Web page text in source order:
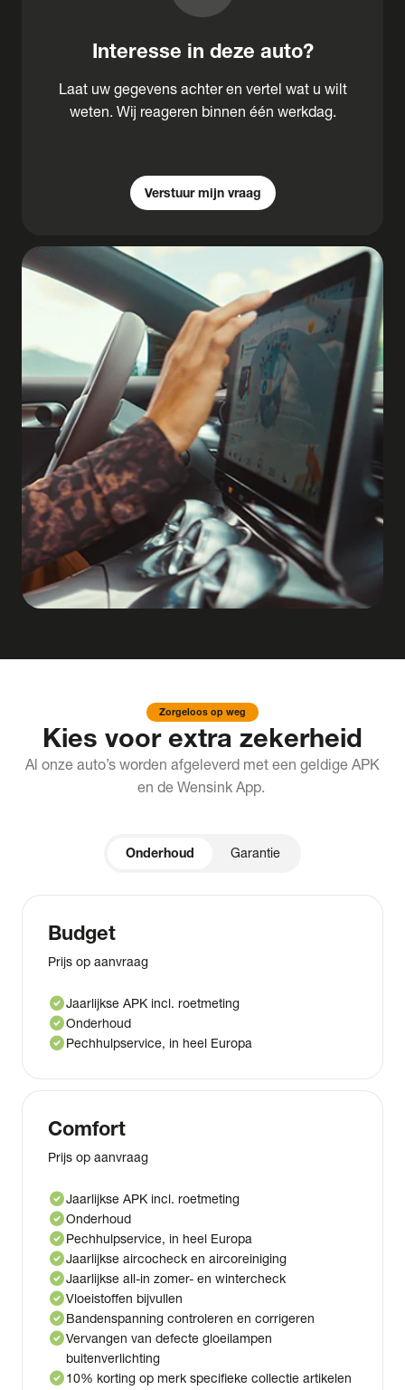
Interesse in deze auto?
Laat uw gegevens achter en vertel wat u wilt
weten. Wij reageren binnen één werkdag.
Verstuur mijn vraag
Zorgeloos op weg
Kies voor extra zekerheid
Al onze auto’s worden afgeleverd met een geldige APK
en de Wensink App.
Onderhoud Garantie
Budget
Prijs op aanvraag
check_circleJaarlijkse APK incl. roetmeting
check_circleOnderhoud
check_circlePechhulpservice, in heel Europa
Comfort
Prijs op aanvraag
check_circleJaarlijkse APK incl. roetmeting
check_circleOnderhoud
check_circlePechhulpservice, in heel Europa
check_circleJaarlijkse aircocheck en aircoreiniging
check_circleJaarlijkse all-in zomer- en wintercheck
check_circleVloeistoffen bijvullen
check_circleBandenspanning controleren en corrigeren
check_circleVervangen van defecte gloeilampen
buitenverlichting
check_circle10% korting op merk specifieke collectie artikelen